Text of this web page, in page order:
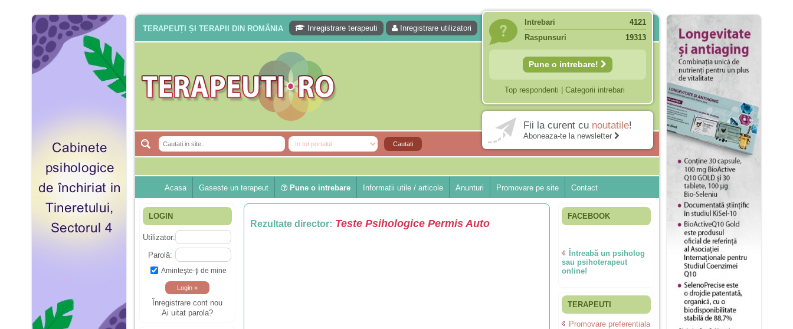
TERAPEUȚI ȘI TERAPII DIN ROMÂNIA Inregistrare terapeuti Inregistrare utilizatori
Intrebari
4121
Raspunsuri
19313
Pune o intrebare!
Top respondenti Categorii intrebari
Fii la curent cu noutatile!
Aboneaza-te la newsletter
Acasa Gaseste un terapeut Pune o intrebare Informatii utile / articole Anunturi Promovare pe site Contact
LOGIN
Utilizator:
Parolă:
Aminteşte-ţi de mine
Înregistrare cont nou
Ai uitat parola?
Rezultate director: Teste Psihologice Permis Auto
FACEBOOK
Întreabă un psiholog
sau psihoterapeut
online!
TERAPEUTI
Promovare preferentiala